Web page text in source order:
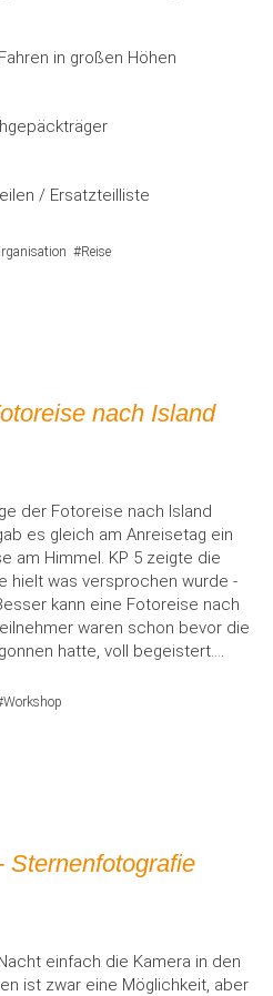
in großen Höhen
/ Ersatzteilliste
Reise
nach Island
der Fotoreise nach Island
es gleich am Anreisetag ein
am Himmel. KP 5 zeigte die
hielt was versprochen wurde -
kann eine Fotoreise nach
waren schon bevor die
hatte, voll begeistert....
Workshop
Sternenfotografie
einfach die Kamera in den
ist zwar eine Möglichkeit, aber